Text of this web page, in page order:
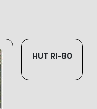
HUT RI-80